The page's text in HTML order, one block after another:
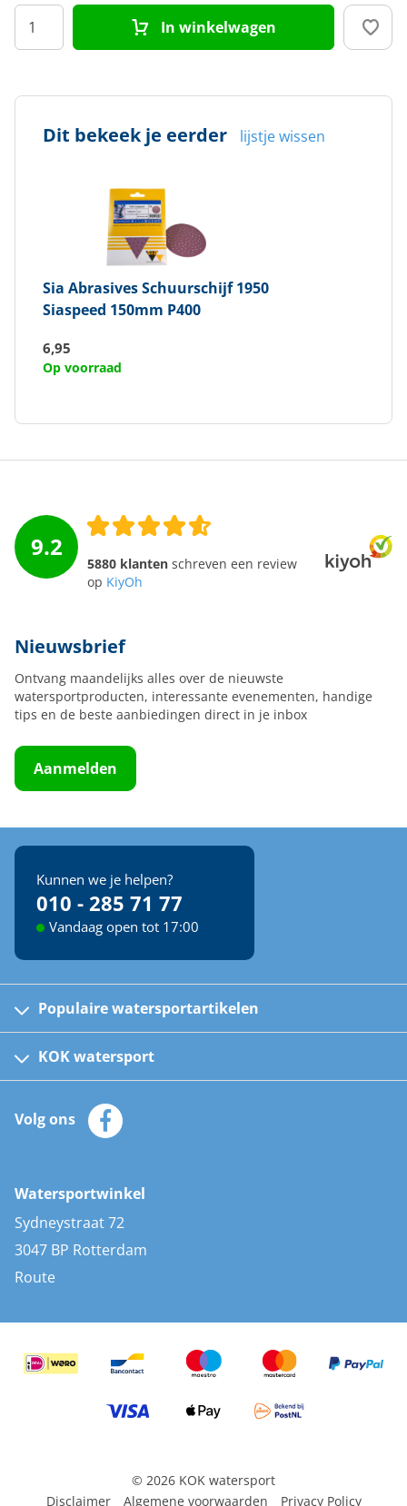
In winkelwagen
Dit bekeek je eerder lijstje wissen
Sia AbrasivesSchuurschijf 1950
Siaspeed 150mm P400
6,95
Op voorraad
9.2
5880 klanten schreven een review
op KiyOh
Nieuwsbrief
Ontvang maandelijks alles over de nieuwste
watersportproducten, interessante evenementen, handige
tips en de beste aanbiedingen direct in je inbox
Aanmelden
Kunnen we je helpen?
010 - 285 71 77
Vandaag open tot 17:00
Populaire watersportartikelen
Kinder reddingsvesten
Automatische reddingsvesten
Zeilkleding
Zonnepanelen
AIS transponders
Stootwillen en fenders
Bootkussens
Zwemtrappen
KOK watersport
Klantenservice
Merken
Volg ons
Watersportwinkel
Sydneystraat 72
3047 BP Rotterdam
Route
© 2026 KOK watersport
Disclaimer
Algemene voorwaarden Privacy Policy